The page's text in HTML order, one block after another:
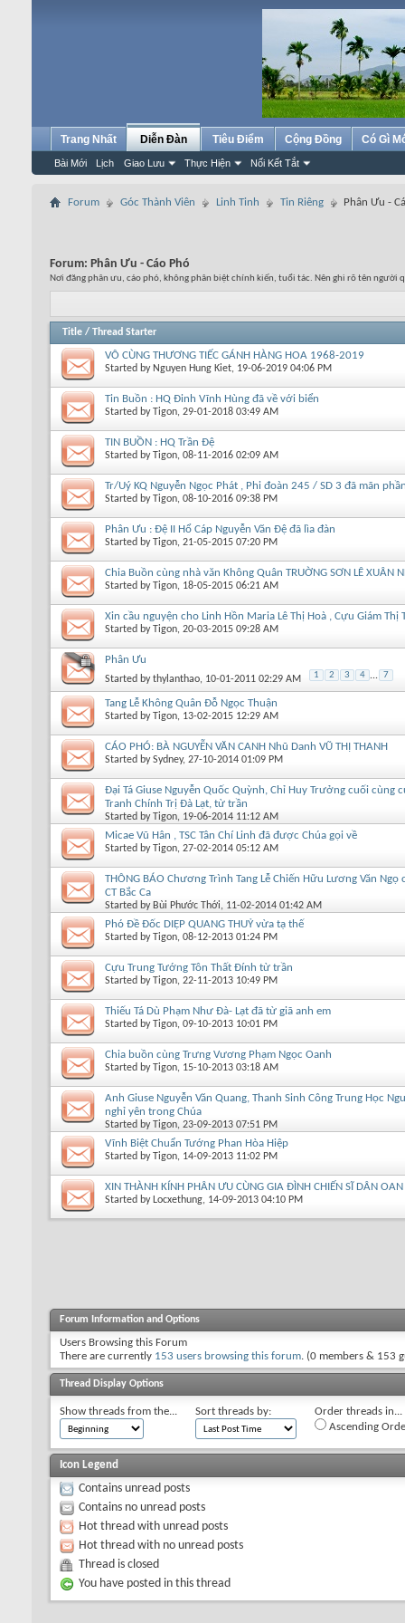
Trang Nhất Diễn Đàn
Bài Mới Lịch Giao Lưu Thực Hiện Nối Kết Tắt
Tiêu Điểm Cộng Đồng Có Gì
Forum Góc Thành Viên Linh Tinh Tin Riêng Phân Ưu -
Forum: Phân Ưu - Cáo Phó
Nơi đăng phân ưu, cáo phó, không phân biệt chính kiến, tuổi tác. Nên ghi rõ tên người
Title / Thread Starter
VÔ CÙNG THƯƠNG TIẾC GÁNH HÀNG HOA 1968-2019
Started by Nguyen Hung Kiet, 19-06-2019 04:06 PM
Tin Buồn : HQ Đinh Vĩnh Hùng đã về với biển
Started byTigon, 29-01-2018 03:49 AM
TIN BUỒN : HQ Trần Đệ
Started byTigon, 08-11-2016 02:09 AM
Tr/Uý KQ Nguyễn Ngọc Phát , Phi đoàn 245 / SD 3 đã mãn
Started byTigon, 08-10-2016 09:38 PM
Phân Ưu : Đệ II Hổ Cáp Nguyễn Văn Đệ đã lìa đàn
Started byTigon, 21-05-2015 07:20 PM
Chia Buồn cùng nhà văn Không Quân TRUỜNG SƠN LÊ XUÂN
Started byTigon, 18-05-2015 06:21 AM
Xin cầu nguyện cho Linh Hồn Maria Lê Thị Hoà , Cựu Giám
Started byTigon, 20-03-2015 09:28 AM
Phân Ưu
Started bythylanthao, 10-01-2011 02:29 AM 1 2 3 4 ... 7
Tang Lễ Không Quân Đỗ Ngọc Thuận
Started byTigon, 13-02-2015 12:29 AM
CÁO PHÓ: BÀ NGUYỄN VĂN CANH Nhũ Danh VŨ THỊ THANH
Started bySydney, 27-10-2014 01:09 PM
Đại Tá Giuse Nguyễn Quốc Quỳnh, Chỉ Huy Trưởng cuối cùng
Tranh Chính Trị Đà Lạt, từ trần
Started byTigon, 19-06-2014 11:12 AM
Micae Vũ Hân , TSC Tân Chí Linh đã được Chúa gọi về
Started byTigon, 27-02-2014 05:12 AM
THÔNG BÁO Chương Trình Tang Lễ Chiến Hữu Lương Văn Ngọ
CT Bắc Ca
Started by Bùi Phước Thới, 11-02-2014 01:42 AM
Phó Đề Đốc DIỆP QUANG THUỶ vừa tạ thế
Started byTigon, 08-12-2013 01:24 PM
Started byTigon, 22-11-2013 10:49 PM
Thiếu Tá Dù Phạm Như Đà- Lạt đã từ giã anh em
Started byTigon, 09-10-2013 10:01 PM
Chia buồn cùng Trưng Vương Phạm Ngọc Oanh
Started byTigon, 15-10-2013 03:18 AM
Anh Giuse Nguyễn Văn Quang, Thanh Sinh Công Trung Học
nghỉ yên trong Chúa
Started byTigon, 23-09-2013 07:51 PM
Vĩnh Biệt Chuẩn Tướng Phan Hòa Hiệ p
Started byTigon, 14-09-2013 11:02 PM
XIN THÀNH KÍNH PHÂN ƯU CÙNG GIA ĐÌNH CHIẾN SĨ DÂN
Started by Locxethung, 14-09-2013 04:10 PM
Forum Information and Options
Users Browsing this Forum
There are currently 153 users browsing this forum. (0 members & 153
Thread Display Options
Show threads from the... Sort threads by:
Order threads in...
Ascending
Icon Legend
Contains unread posts
Contains no unread posts
Hot thread with unread posts
Hot thread with no unread posts
Thread is closed
You have posted in this thread